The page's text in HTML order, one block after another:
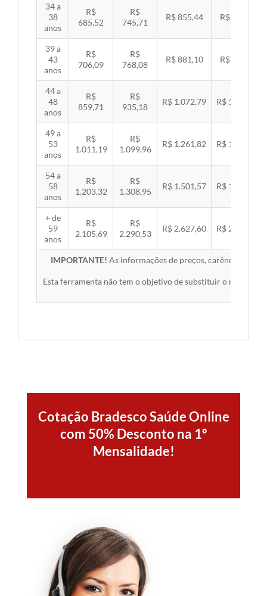
34 a
38
anos
R$
685,52
R$
745,71
R$ 855,44 R$ 881,54
39 a
43
anos
R$
706,09
R$
768,08
R$ 881,10 R$ 907,99
44 a
48
anos
R$
859,71
R$
935,18
R$ 1.072,79 R$ 1.105,53
49 a
53
anos
R$
1.011,19
R$
1.099,96
R$ 1.261,82 R$ 1.300,32
54 a
58
anos
R$
1.203,32
R$
1.308,95
R$ 1.501,57 R$ 1.547,38
+ de
59
anos
R$
2.105,69
R$
2.290,53
R$ 2.627,60 R$ 2.707,76
IMPORTANTE! As informações de preços, carências,
Esta ferramenta não tem o objetivo de substituir o material
Cotação Bradesco Saúde Online
com 50% Desconto na 1º
Mensalidade!